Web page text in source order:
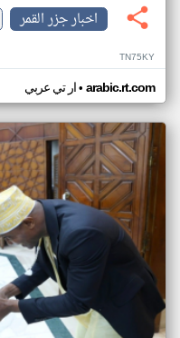
اخبار جزر القمر
TN75KY
ار تي عربي• arabic.rt.com